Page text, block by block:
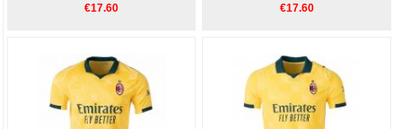
€17.60 €17.60